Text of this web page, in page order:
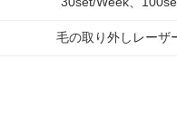
毛の取り外しレーザ